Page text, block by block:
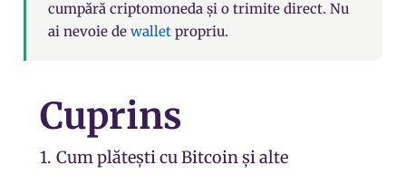
cumpără criptomoneda și o trimite direct. Nu
ai nevoie de wallet propriu.
Cuprins
1. Cum plătești cu Bitcoin și alte